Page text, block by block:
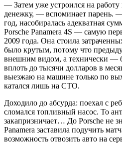
— Затем уже устроился на
денежку, — вспоминает парень.
год, насобиралась адекватная
Porsche Panamera 4S — самую
2009 года. Она стоила
было крутым, потому что
внешним видом, а технически —
вплоть до тысячи долларов в
выезжаю на машине только по
катался лишь на СТО.
Доходило до абсурда: поехал с
сломался топливный насос. То
закапризничает… До Porsche не
Panamera заставила подучить
возможность отвозить авто на